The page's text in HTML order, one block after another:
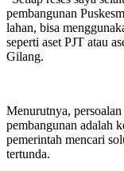
pembangunan
lahan, bisa
seperti aset PJT atau
Gilang.
Menurutnya,
pembangunan adalah
pemerintah mencari
tertunda.